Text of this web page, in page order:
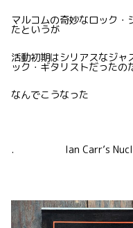
マルコムの奇妙なロック・
たというが
活動初期はシリアスなジ
ック・ギタリストだったの
なんでこうなった
. Ian Carr’s Nucleus